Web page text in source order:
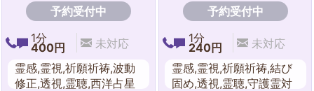
予約受付中
1分
400円
未対応
霊感,霊視,祈願祈祷,波動
修正,透視,霊聴,西洋占星
予約受付中
1分
240円
未対応
霊感,霊視,祈願祈祷,結び
固め,透視,霊聴,守護霊対